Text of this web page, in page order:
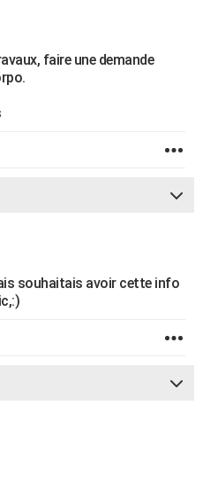
faire une demande
souhaitais avoir cette info